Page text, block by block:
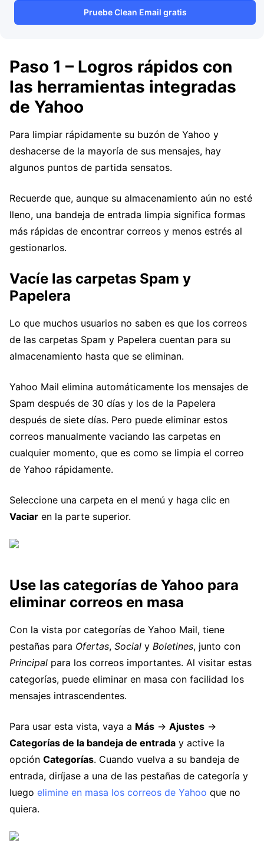
Pruebe Clean Email gratis
Paso 1 – Logros rápidos con
las herramientas integradas
de Yahoo
Para limpiar rápidamente su buzón de Yahoo y
deshacerse de la mayoría de sus mensajes, hay
algunos puntos de partida sensatos.
Recuerde que, aunque su almacenamiento aún no esté
lleno, una bandeja de entrada limpia significa formas
más rápidas de encontrar correos y menos estrés al
gestionarlos.
Vacíe las carpetas Spam y
Papelera
Lo que muchos usuarios no saben es que los correos
de las carpetas Spam y Papelera cuentan para su
almacenamiento hasta que se eliminan.
Yahoo Mail elimina automáticamente los mensajes de
Spam después de 30 días y los de la Papelera
después de siete días. Pero puede eliminar estos
correos manualmente vaciando las carpetas en
cualquier momento, que es como se limpia el correo
de Yahoo rápidamente.
Seleccione una carpeta en el menú y haga clic en
Vaciar en la parte superior.
Use las categorías de Yahoo para
eliminar correos en masa
Con la vista por categorías de Yahoo Mail, tiene
pestañas para Ofertas, Social y Boletines, junto con
Principal para los correos importantes. Al visitar estas
categorías, puede eliminar en masa con facilidad los
mensajes intrascendentes.
Para usar esta vista, vaya a Más → Ajustes →
Categorías de la bandeja de entrada y active la
opción Categorías. Cuando vuelva a su bandeja de
entrada, diríjase a una de las pestañas de categoría y
luego elimine en masa los correos de Yahoo que no
quiera.